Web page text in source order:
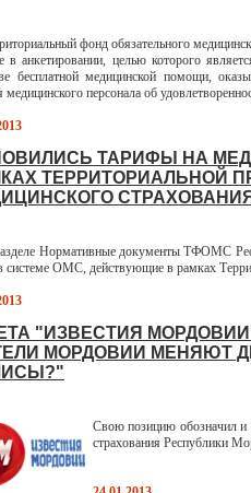
фонд обязательного
в анкетировании, целью которого
бесплатной медицинской помощи,
медицинского персонала об
ТАРИФЫ НА
ТЕРРИТОРИАЛЬНОЙ
Нормативные документы ТФОМС
системе ОМС, действующие в рамках
"ИЗВЕСТИЯ
МОРДОВИИ МЕНЯЮТ
Свою позицию обозначил и
страхования Республики